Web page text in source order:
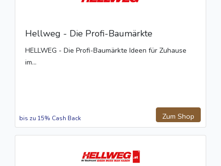
Hellweg - Die Profi-Baumärkte
HELLWEG - Die Profi-Baumärkte Ideen für Zuhause
im...
Zum Shop
bis zu 15% Cash Back